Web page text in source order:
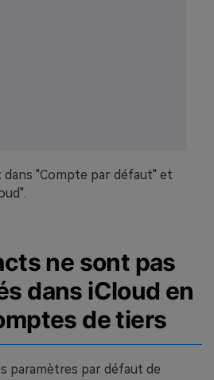
"Compte par défaut" et
ne sont pas
dans iCloud en
de tiers
paramètres par défaut de